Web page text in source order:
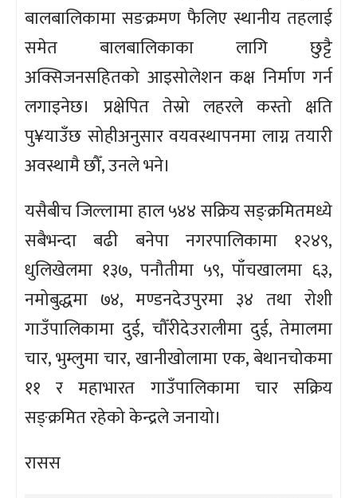
बालबालिकामा सङक्रमण फैलिए स्थानीय तहलाई
समेत बालबालिकाका लागि छुट्टै
अक्सिजनसहितको आइसोलेशन कक्ष निर्माण गर्न
लगाइनेछ। प्रक्षेपित तेस्रो लहरले कस्तो क्षति
पु¥याउँछ सोहीअनुसार वयवस्थापनमा लाग्न तयारी
अवस्थामै छौँ, उनले भने।
यसैबीच जिल्लामा हाल ५४४ सक्रिय सङ्क्रमितमध्ये
सबैभन्दा बढी बनेपा नगरपालिकामा १२४९,
धुलिखेलमा १३७, पनौतीमा ५९, पाँचखालमा ६३,
नमोबुद्धमा ७४, मण्डनदेउपुरमा ३४ तथा रोशी
गाउँपालिकामा दुई, चौँरीदेउरालीमा दुई, तेमालमा
चार, भुम्लुमा चार, खानीखोलामा एक, बेथानचोकमा
११ र महाभारत गाउँपालिकामा चार सक्रिय
सङ्क्रमित रहेको केन्द्रले जनायो।
रासस